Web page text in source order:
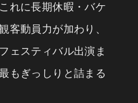
れに長期休暇・バケ
客動員力が加わり、
ェスティバル出演ま
もぎっしりと詰まる